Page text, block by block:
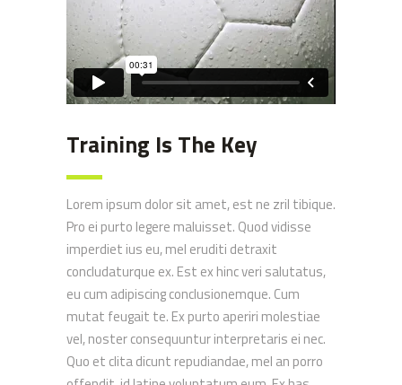
Training Is The Key
Lorem ipsum dolor sit amet, est ne zril tibique.
Pro ei purto legere maluisset. Quod vidisse
imperdiet ius eu, mel eruditi detraxit
concludaturque ex. Est ex hinc veri salutatus,
eu cum adipiscing conclusionemque. Cum
mutat feugait te. Ex purto aperiri molestiae
vel, noster consequuntur interpretaris ei nec.
Quo et clita dicunt repudiandae, mel an porro